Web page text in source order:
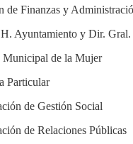
de Finanzas y
Ayuntamiento y Dir.
Municipal de la Mujer
Particular
de Gestión Social
de Relaciones Públicas